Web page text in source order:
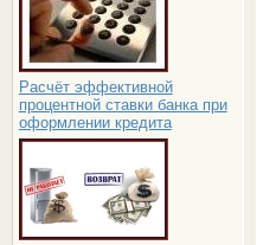
Расчёт эффективной
процентной ставки банка при
оформлении кредита